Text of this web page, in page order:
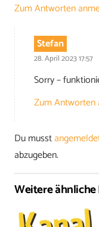
Zum Antworten
Stefan
28. April 2023 17:57
Sorry –
Zum Antworten
Du musst
abzugeben.
Weitere